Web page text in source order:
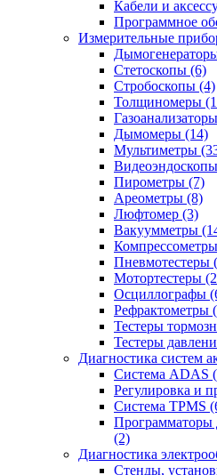
Кабели и
Программное
Измерительные
Стетоскопы (6)
Стробоскопы (4)
Толщиномеры
Газоанализаторы
Дымомеры (14)
Мультиметры
Видеоэндоскопы
Пирометры (7)
Ареометры (8)
Люфтомер (3)
Вакуумметры
Компрессометры
Пневмотестеры
Мотортестеры
Осциллографы
Рефрактометры
Тестеры
Тестеры
Диагностика систем
Система ADAS
Регулировка и
Система TPMS
Программаторы
(2)
Диагностика
Стенды,